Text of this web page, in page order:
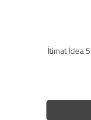
İtimat İdea